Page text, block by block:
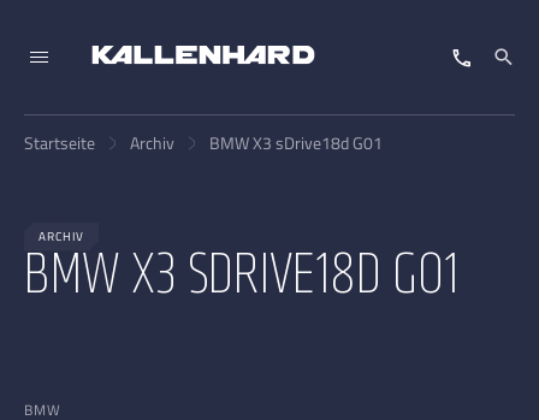
Startseite Archiv BMW X3 sDrive18d G01
ARCHIV
BMW X3 SDRIVE18D G01
BMW